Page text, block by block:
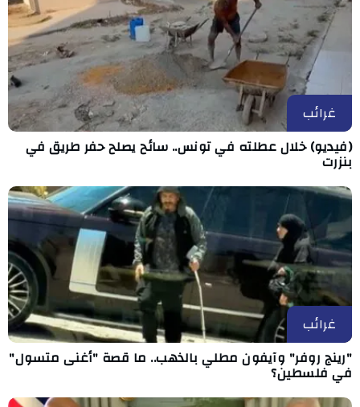
غرائب
(فيديو) خلال عطلته في تونس.. سائح يصلح حفر طريق في
بنزرت
غرائب
"رينج روفر" وآيفون مطلي بالذهب.. ما قصة "أغنى متسول"
في فلسطين؟